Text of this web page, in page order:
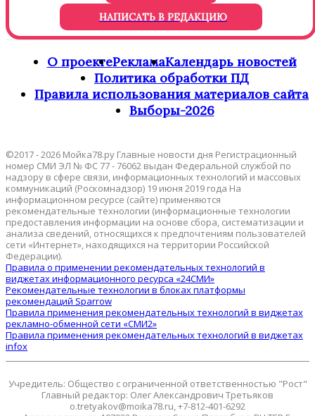
НАПИСАТЬ В РЕДАКЦИЮ
О проектеРекламаКалендарь новостей
Политика обработки ПД
Правила использования материалов сайта
Выборы-2026
©2017 - 2026 Мойка78.ру Главные новости дня Регистрационный
номер СМИ ЭЛ № ФС 77 - 76062 выдан Федеральной службой по
надзору в сфере связи, информационных технологий и массовых
коммуникаций (Роскомнадзор) 19 июня 2019 года На
информационном ресурсе (сайте) применяются
рекомендательные технологии (информационные технологии
предоставления информации на основе сбора, систематизации и
анализа сведений, относящихся к предпочтениям пользователей
сети «Интернет», находящихся на территории Российской
Федерации).
Правила о применении рекомендательных технологий в
виджетах информационного ресурса «24СМИ»
Рекомендательные технологии в блоках платформы
рекомендаций Sparrow
Правила применения рекомендательных технологий в виджетах
рекламно-обменной сети «СМИ2»
Правила применения рекомендательных технологий в виджетах
infox
Учредитель: Общество с ограниченной ответственностью "Рост"
Главный редактор: Олег Александрович Третьяков
o.tretyakov@moika78.ru, +7-812-401-6292